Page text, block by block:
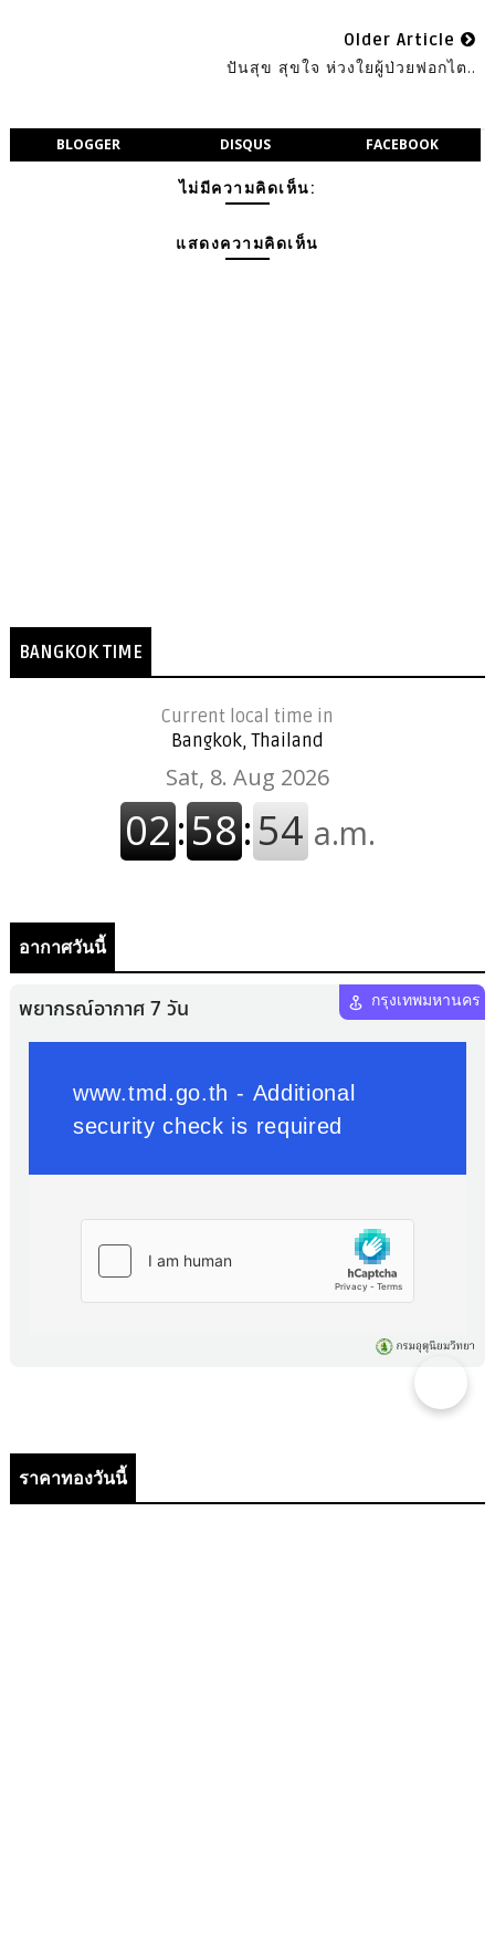
Older Article
ปันสุข สุขใจ ห่วงใยผู้ป่วยฟอกไต..
BLOGGER DISQUS FACEBOOK
ไม่มีความคิดเห็น:
แสดงความคิดเห็น
BANGKOK TIME
Current local time in
Bangkok, Thailand
อากาศวันนี้
ราคาทองวันนี้